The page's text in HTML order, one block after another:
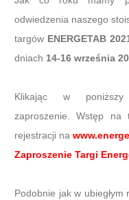
odwiedzenia naszego
targów ENERGETAB
dniach 14-16 września
Klikając w
zaproszenie. Wstęp na
rejestracji na
Zaproszenie Targi
Podobnie jak w